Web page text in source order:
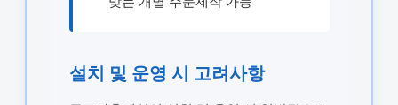
설치 및 운영 시 고려사항